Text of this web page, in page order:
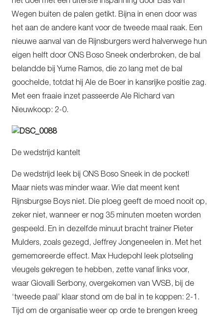
Wegen buiten de palen getikt. Bijna in enen door was
het aan de andere kant voor de tweede maal raak. Een
nieuwe aanval van de Rijnsburgers werd halverwege hun
eigen helft door ONS Boso Sneek onderbroken, de bal
belandde bij Yume Ramos, die zo lang met de bal
goochelde, totdat hij Ale de Boer in kansrijke positie zag.
Met een fraaie inzet passeerde Ale Richard van
Nieuwkoop: 2-0.
De wedstrijd kantelt
De wedstrijd leek bij ONS Boso Sneek in de pocket!
Maar niets was minder waar. Wie dat meent kent
Rijnsburgse Boys niet. Die ploeg geeft de moed nooit op,
zeker niet, wanneer er nog 35 minuten moeten worden
gespeeld. En in dezelfde minuut bracht trainer Pieter
Mulders, zoals gezegd, Jeffrey Jongeneelen in. Met het
gememoreerde effect. Max Hudepohl leek plotseling
vleugels gekregen te hebben, zette vanaf links voor,
waar Giovalli Serbony, overgekomen van VVSB, bij de
‘tweede paal’ klaar stond om de bal in te koppen: 2-1.
Tijd om de organisatie weer op orde te brengen kreeg